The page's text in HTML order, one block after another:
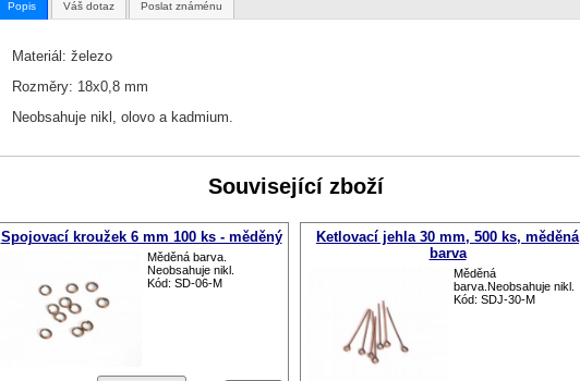
Popis Váš dotaz Poslat známénu
Materiál: železo
Rozměry: 18x0,8 mm
Neobsahuje nikl, olovo a kadmium.
Související zboží
Spojovací kroužek 6 mm 100 ks - měděný
Měděná barva.
Neobsahuje nikl.
Kód: SD-06-M
Ketlovací jehla 30 mm, 500 ks, měděná
barva
Měděná
barva.Neobsahuje nikl.
Kód: SDJ-30-M